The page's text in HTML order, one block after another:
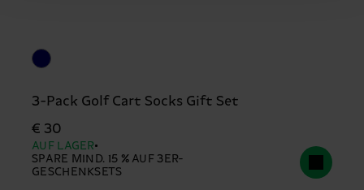
3-Pack Golf Cart Socks Gift Set
€ 30
AUF LAGER
SPARE MIND. 15 % AUF 3ER-
GESCHENKSETS